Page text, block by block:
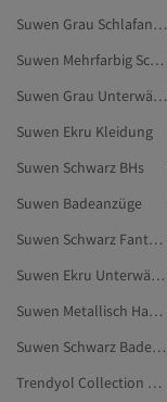
Suwen Grau Schlafanzüge
Suwen Mehrfarbig Schlafanzüge
Suwen Grau Unterwäsche & Nachtwäsche
Suwen Ekru Kleidung
Suwen Schwarz BHs
Suwen Badeanzüge
Suwen Schwarz Fantasy-Bekleidung
Suwen Ekru Unterwäsche & Nachtwäsche
Suwen Metallisch Hausbekleidung
Suwen Schwarz Badeanzüge
Trendyol Collection Damen Unterhose